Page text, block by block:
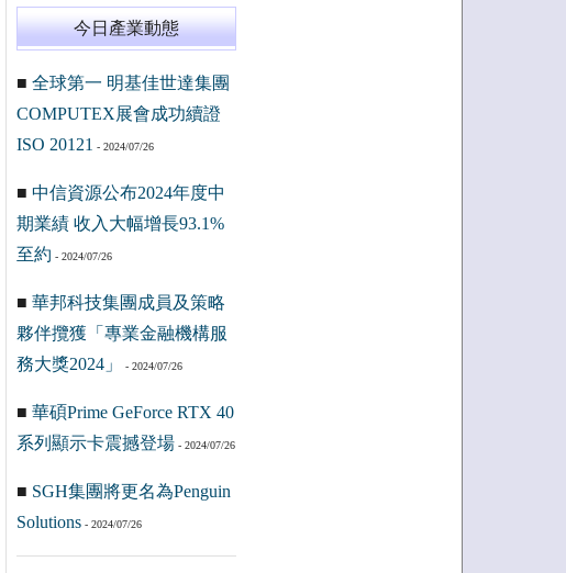
今日產業動態
■ 全球第一 明基佳世達集團
COMPUTEX展會成功續證
ISO 20121 - 2024/07/26
■ 中信資源公布2024年度中
期業績 收入大幅增長93.1%
至約 - 2024/07/26
■ 華邦科技集團成員及策略
夥伴攬獲「專業金融機構服
務大獎2024」
- 2024/07/26
■ 華碩Prime GeForce RTX 40
系列顯示卡震撼登場- 2024/07/26
■ SGH集團將更名為Penguin
Solutions- 2024/07/26